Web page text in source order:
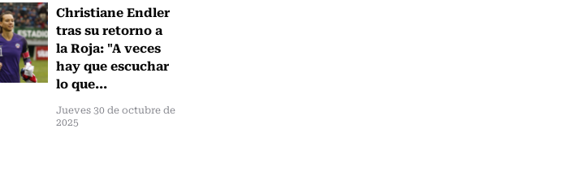
Christiane Endler
tras su retorno a
la Roja: "A veces
hay que escuchar
lo que...
Jueves 30 de octubre de
2025